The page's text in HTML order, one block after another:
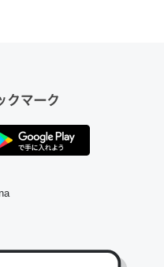
Alexaしか使わないので